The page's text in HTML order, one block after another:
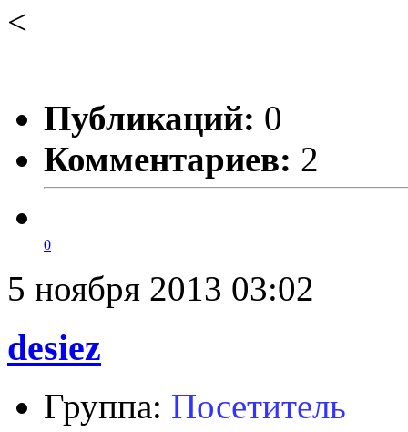
<
Публикаций: 0
Комментариев: 2
0
5 ноября 2013 03:02
desiez
Группа: Посетитель